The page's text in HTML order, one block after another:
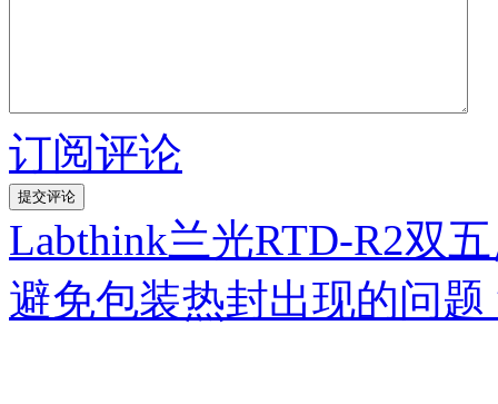
订阅评论
Labthink兰光RTD-R2双
避免包装热封出现的问题